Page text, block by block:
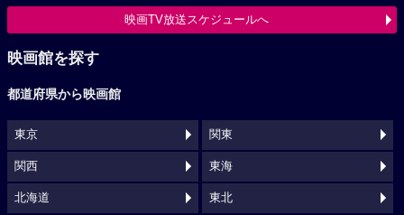
映画TV放送スケジュールへ
映画館を探す
都道府県から映画館
東京 関東
関西 東海
北海道 東北